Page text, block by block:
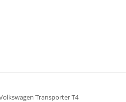
Transporter T4